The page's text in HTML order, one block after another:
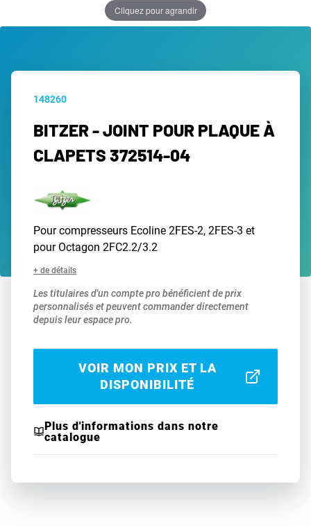
Cliquez pour agrandir
148260
BITZER - JOINT POUR PLAQUE À
CLAPETS 372514-04
Pour compresseurs Ecoline 2FES-2, 2FES-3 et
pour Octagon 2FC2.2/3.2
+ de détails
Les titulaires d'un compte pro bénéficient de prix
personnalisés et peuvent commander directement
depuis leur espace pro.
VOIR MON PRIX ET LA
DISPONIBILITÉ
Plus d'informations dans notre
catalogue